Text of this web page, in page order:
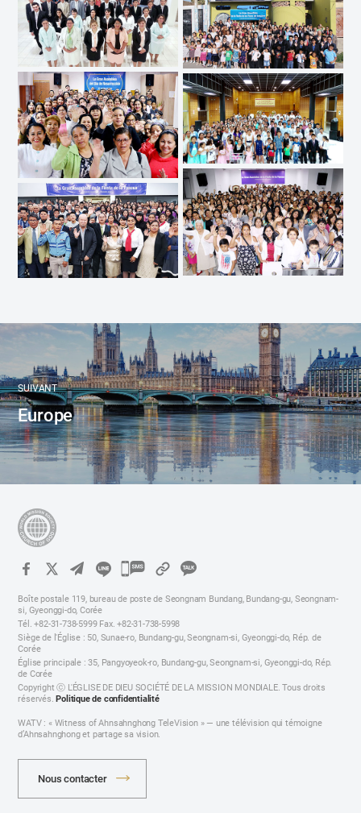
SUIVANT
Europe
카
오
공
유
하
Boîte postale 119, bureau de poste de Seongnam Bundang, Bundang-gu, Seongnam-
si, Gyeonggi-do, Corée
Tél. +82-31-738-5999 Fax. +82-31-738-5998
Siège de l'Église : 50, Sunae-ro, Bundang-gu, Seongnam-si, Gyeonggi-do, Rép. de
Corée
Église principale : 35, Pangyoyeok-ro, Bundang-gu, Seongnam-si, Gyeonggi-do, Rép.
de Corée
Copyright ⓒ L'ÉGLISE DE DIEU SOCIÉTÉ DE LA MISSION MONDIALE. Tous droits
réservés. Politique de confidentialité
WATV : « Witness of Ahnsahnghong TeleVision » — une télévision qui témoigne
d’Ahnsahnghong et partage sa vision.
Nous contacter